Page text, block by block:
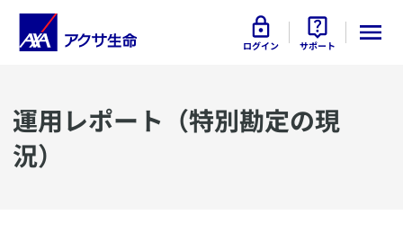
ログイン サポート
運用レポート（特別勘定の現
況）